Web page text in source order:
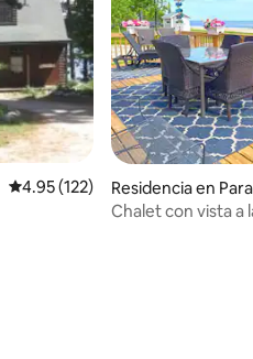
Calificación promedio: 4.95 de
4.95 (122)
Residencia en
Chalet con vista a